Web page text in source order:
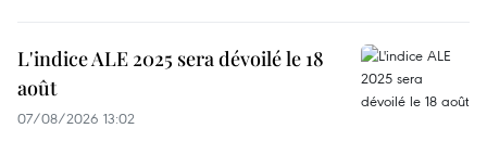
L'indice ALE 2025 sera dévoilé le 18
août
07/08/2026 13:02